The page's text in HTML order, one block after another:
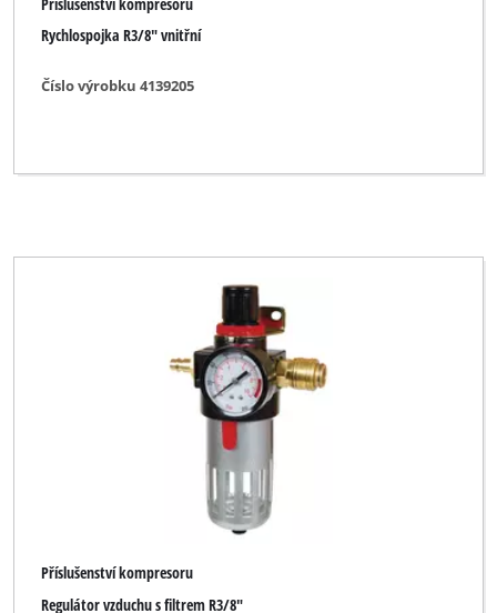
Rychlospojka R3/8" vnitřní
Číslo výrobku 4139205
Příslušenství kompresoru
Regulátor vzduchu s filtrem R3/8"